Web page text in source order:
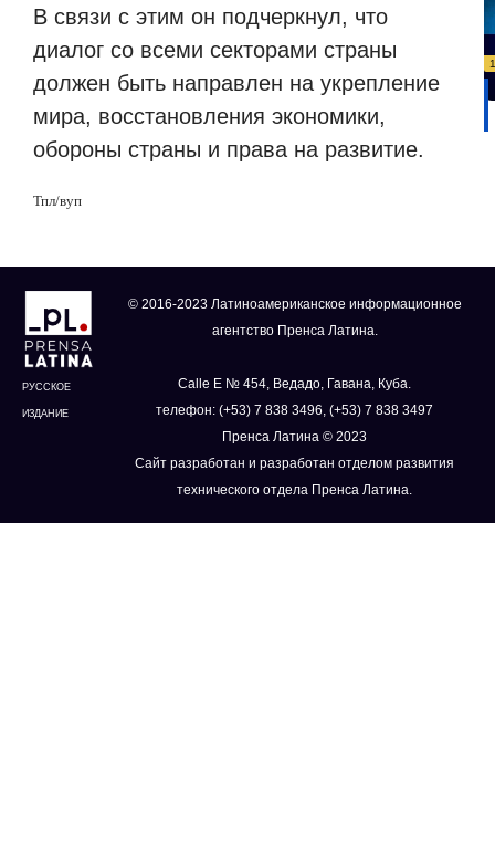
В связи с этим он подчеркнул, что
диалог со всеми секторами страны
должен быть направлен на укрепление
мира, восстановления экономики,
обороны страны и права на развитие.
Тпл/вуп
РУССКОЕ
ИЗДАНИЕ
© 2016-2023 Латиноамериканское информационное
агентство Пренса Латина.
Calle E № 454, Ведадо, Гавана, Куба.
телефон: (+53) 7 838 3496, (+53) 7 838 3497
Пренса Латина © 2023
Сайт разработан и разработан отделом развития
технического отдела Пренса Латина.